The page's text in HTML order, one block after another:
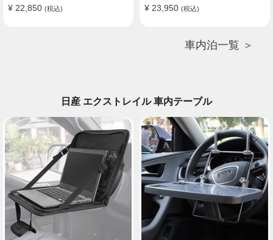
¥ 22,850 (税込)
¥ 23,950 (税込)
車内泊一覧 ＞
日産 エクストレイル 車内テーブル